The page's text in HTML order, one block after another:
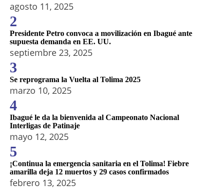
agosto 11, 2025
2
Presidente Petro convoca a movilización en Ibagué ante
supuesta demanda en EE. UU.
septiembre 23, 2025
3
Se reprograma la Vuelta al Tolima 2025
marzo 10, 2025
4
Ibagué le da la bienvenida al Campeonato Nacional
Interligas de Patinaje
mayo 12, 2025
5
¡Continua la emergencia sanitaria en el Tolima! Fiebre
amarilla deja 12 muertos y 29 casos confirmados
febrero 13, 2025